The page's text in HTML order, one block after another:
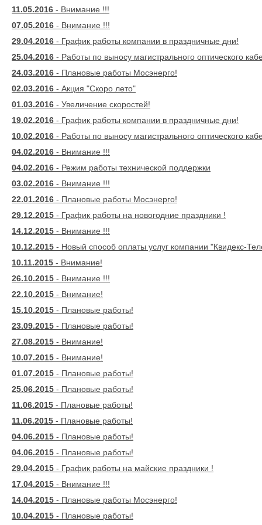
11.05.2016 - Внимание !!!
07.05.2016 - Внимание !!!
29.04.2016 - График работы компании в праздничные дни!
25.04.2016 - Работы по выносу магистрального оптического
24.03.2016 - Плановые работы Мосэнерго!
02.03.2016 - Акция "Скоро лето"
01.03.2016 - Увеличение скоростей!
19.02.2016 - График работы компании в праздничные дни!
10.02.2016 - Работы по выносу магистрального оптического
04.02.2016 - Внимание !!!
04.02.2016 - Режим работы технической поддержки
03.02.2016 - Внимание !!!
22.01.2016 - Плановые работы Мосэнерго!
29.12.2015 - График работы на новогодние праздники !
14.12.2015 - Внимание !!!
10.12.2015 - Новый способ оплаты услуг компании "Квидекс-
10.11.2015 - Внимание!
26.10.2015 - Внимание !!!
22.10.2015 - Внимание!
15.10.2015 - Плановые работы!
23.09.2015 - Плановые работы!
27.08.2015 - Внимание!
10.07.2015 - Внимание!
01.07.2015 - Плановые работы!
25.06.2015 - Плановые работы!
11.06.2015 - Плановые работы!
11.06.2015 - Плановые работы!
04.06.2015 - Плановые работы!
04.06.2015 - Плановые работы!
29.04.2015 - График работы на майские праздники !
17.04.2015 - Внимание !!!
14.04.2015 - Плановые работы Мосэнерго!
10.04.2015 - Плановые работы!